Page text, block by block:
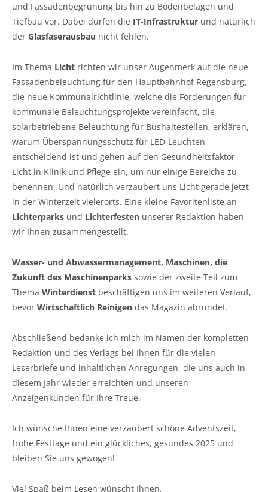
und Fassadenbegrünung bis hin zu Bodenbelägen und
Tiefbau vor. Dabei dürfen die IT-Infrastruktur und natürlich
der Glasfaserausbau nicht fehlen.
Im Thema Licht richten wir unser Augenmerk auf die neue
Fassadenbeleuchtung für den Hauptbahnhof Regensburg,
die neue Kommunalrichtlinie, welche die Förderungen für
kommunale Beleuchtungsprojekte vereinfacht, die
solarbetriebene Beleuchtung für Bushaltestellen, erklären,
warum Überspannungsschutz für LED-Leuchten
entscheidend ist und gehen auf den Gesundheitsfaktor
Licht in Klinik und Pflege ein, um nur einige Bereiche zu
benennen. Und natürlich verzaubert uns Licht gerade jetzt
in der Winterzeit vielerorts. Eine kleine Favoritenliste an
Lichterparks und Lichterfesten unserer Redaktion haben
wir Ihnen zusammengestellt.
Wasser- und Abwassermanagement, Maschinen, die
Zukunft des Maschinenparks sowie der zweite Teil zum
Thema Winterdienst beschäftigen uns im weiteren Verlauf,
bevor Wirtschaftlich Reinigen das Magazin abrundet.
Abschließend bedanke ich mich im Namen der kompletten
Redaktion und des Verlags bei Ihnen für die vielen
Leserbriefe und inhaltlichen Anregungen, die uns auch in
diesem Jahr wieder erreichten und unseren
Anzeigenkunden für Ihre Treue.
Ich wünsche Ihnen eine verzaubert schöne Adventszeit,
frohe Festtage und ein glückliches, gesundes 2025 und
bleiben Sie uns gewogen!
Viel Spaß beim Lesen wünscht Ihnen,